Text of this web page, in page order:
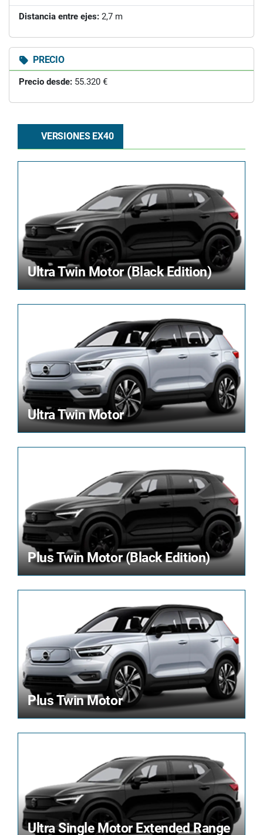
Distancia entre ejes: 2,7 m
PRECIO
Precio desde: 55.320 €
VERSIONES EX40
Ultra Twin Motor (Black Edition)
Ultra Twin Motor
Plus Twin Motor (Black Edition)
Plus Twin Motor
Ultra Single Motor Extended Range